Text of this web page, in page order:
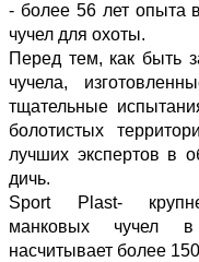
- более 56 лет опыта
чучел для охоты.
Перед тем, как быть
чучела,
тщательные
болотистых
лучших экспертов в
дичь.
Sport Plast-
манковых чучел в
насчитывает более